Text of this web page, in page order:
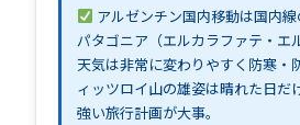
アルゼンチン国内移動は国内線
パタゴニア（エルカラファテ・エ
天気は非常に変わりやすく防寒・
ィッツロイ山の雄姿は晴れた日
強い旅行計画が大事。